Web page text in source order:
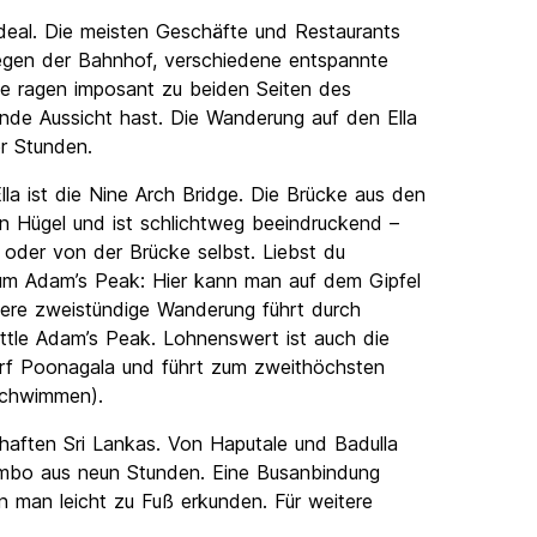
Die meisten Geschäfte und Restaurants
der Bahnhof, verschiedene entspannte
imposant zu beiden Seiten des
Aussicht hast. Die Wanderung auf den Ella
Stunden.
ist die Nine Arch Bridge. Die Brücke aus den
und ist schlichtweg beeindruckend –
von der Brücke selbst. Liebst du
Adam’s Peak: Hier kann man auf dem Gipfel
zweistündige Wanderung führt durch
Adam’s Peak. Lohnenswert ist auch die
Poonagala und führt zum zweithöchsten
Sri Lankas. Von Haputale und Badulla
aus neun Stunden. Eine Busanbindung
man leicht zu Fuß erkunden. Für weitere